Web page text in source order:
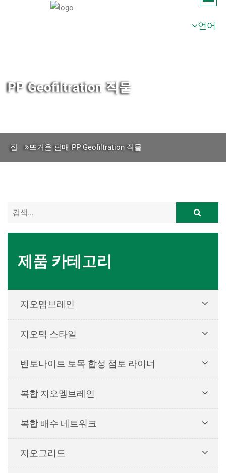
언어
PP Geofiltration 직물
집 뜨거운 판매 PP Geofiltration 직물
제품 카테고리
지오멤브레인
지오텍 스타일
벤토나이트 토목 합성 점토 라이너
복합 지오멤브레인
복합 배수 네트워크
지오그리드